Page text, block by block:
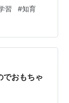
教育を始め
ません。ま
置き、何を
試し、必要
確認する順
習 #知育
でおもちゃ